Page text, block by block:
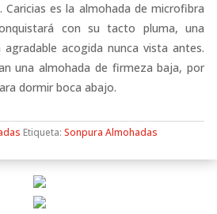
es la almohada de microfibra
con su tacto pluma, una
acogida nunca vista antes.
una almohada de firmeza baja, por
dormir boca abajo.
Etiqueta: Sonpura Almohadas